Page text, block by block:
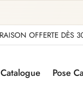
OFFERTE DÈS
Catalogue Pose